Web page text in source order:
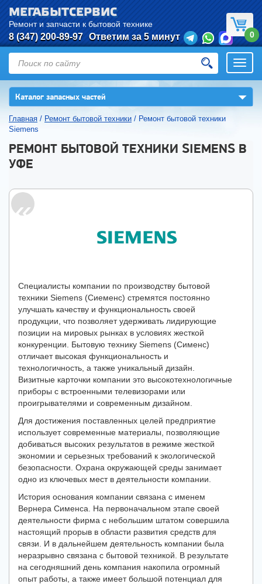
МЕГАБЫТСЕРВИС
Ремонт и запчасти к бытовой технике
8 (347) 200-89-97 Ответим за 5 минут 0
Каталог запасных частей ▼
Главная / Ремонт бытовой техники / Ремонт бытовой техники
Siemens
РЕМОНТ БЫТОВОЙ ТЕХНИКИ SIEMENS В
УФЕ
Специалисты компании по производству бытовой
техники Siemens (Сиеменс) стремятся постоянно
улучшать качеству и функциональность своей
продукции, что позволяет удерживать лидирующие
позиции на мировых рынках в условиях жесткой
конкуренции. Бытовую технику Siemens (Сименс)
отличает высокая функциональность и
технологичность, а также уникальный дизайн.
Визитные карточки компании это высокотехнологичные
приборы с встроенными телевизорами или
проигрывателями и современным дизайном.
Для достижения поставленных целей предприятие
использует современные материалы, позволяющие
добиваться высоких результатов в режиме жесткой
экономии и серьезных требований к экологической
безопасности. Охрана окружающей среды занимает
одно из ключевых мест в деятельности компании.
История основания компании связана с именем
Вернера Сименса. На первоначальном этапе своей
деятельности фирма с небольшим штатом совершила
настоящий прорыв в области развития средств для
связи. И в дальнейшем деятельность компании была
неразрывно связана с бытовой техникой. В результате
на сегодняшний день компания накопила огромный
опыт работы, а также имеет большой потенциал для